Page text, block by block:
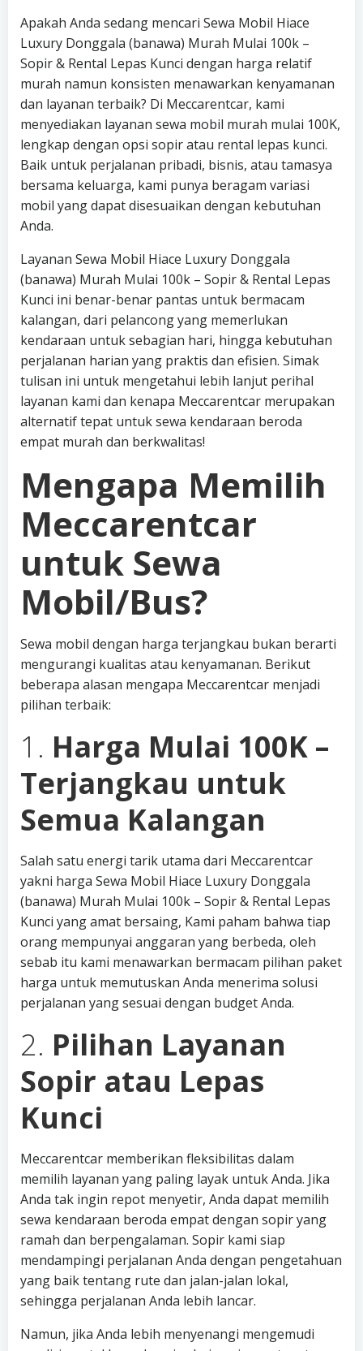
Apakah Anda sedang mencari Sewa Mobil Hiace
Luxury Donggala (banawa) Murah Mulai 100k –
Sopir & Rental Lepas Kunci dengan harga relatif
murah namun konsisten menawarkan kenyamanan
dan layanan terbaik? Di Meccarentcar, kami
menyediakan layanan sewa mobil murah mulai 100K,
lengkap dengan opsi sopir atau rental lepas kunci.
Baik untuk perjalanan pribadi, bisnis, atau tamasya
bersama keluarga, kami punya beragam variasi
mobil yang dapat disesuaikan dengan kebutuhan
Anda.
Layanan Sewa Mobil Hiace Luxury Donggala
(banawa) Murah Mulai 100k – Sopir & Rental Lepas
Kunci ini benar-benar pantas untuk bermacam
kalangan, dari pelancong yang memerlukan
kendaraan untuk sebagian hari, hingga kebutuhan
perjalanan harian yang praktis dan efisien. Simak
tulisan ini untuk mengetahui lebih lanjut perihal
layanan kami dan kenapa Meccarentcar merupakan
alternatif tepat untuk sewa kendaraan beroda
empat murah dan berkwalitas!
Mengapa Memilih
Meccarentcar
untuk Sewa
Mobil/Bus?
Sewa mobil dengan harga terjangkau bukan berarti
mengurangi kualitas atau kenyamanan. Berikut
beberapa alasan mengapa Meccarentcar menjadi
pilihan terbaik:
1. Harga Mulai 100K –
Terjangkau untuk
Semua Kalangan
Salah satu energi tarik utama dari Meccarentcar
yakni harga Sewa Mobil Hiace Luxury Donggala
(banawa) Murah Mulai 100k – Sopir & Rental Lepas
Kunci yang amat bersaing, Kami paham bahwa tiap
orang mempunyai anggaran yang berbeda, oleh
sebab itu kami menawarkan bermacam pilihan paket
harga untuk memutuskan Anda menerima solusi
perjalanan yang sesuai dengan budget Anda.
2. Pilihan Layanan
Sopir atau Lepas
Kunci
Meccarentcar memberikan fleksibilitas dalam
memilih layanan yang paling layak untuk Anda. Jika
Anda tak ingin repot menyetir, Anda dapat memilih
sewa kendaraan beroda empat dengan sopir yang
ramah dan berpengalaman. Sopir kami siap
mendampingi perjalanan Anda dengan pengetahuan
yang baik tentang rute dan jalan-jalan lokal,
sehingga perjalanan Anda lebih lancar.
Namun, jika Anda lebih menyenangi mengemudi